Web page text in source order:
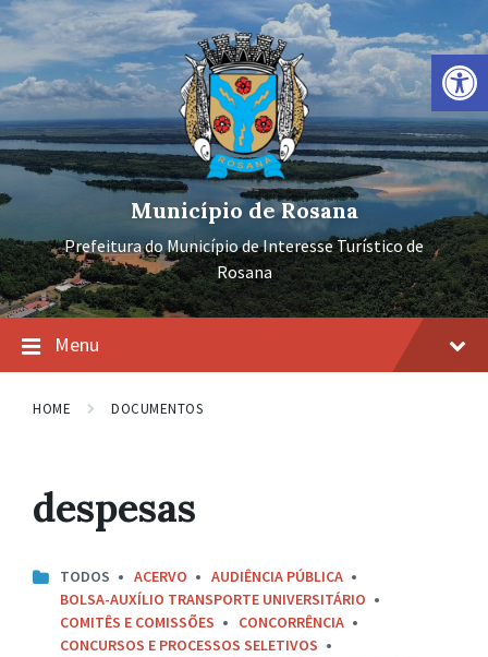
Barra de Ferramentas Aberta
Ir
para
conteúdo
Pular
para
navegação
principal
Pular
para
rodapé
Município de Rosana
Prefeitura do Município de Interesse Turístico de
Rosana
Menu
HOME DOCUMENTOS
despesas
TODOS ACERVO
AUDIÊNCIA PÚBLICA
BOLSA-AUXÍLIO TRANSPORTE UNIVERSITÁRIO
COMITÊS E COMISSÕES
CONCORRÊNCIA
CONCURSOS E PROCESSOS SELETIVOS